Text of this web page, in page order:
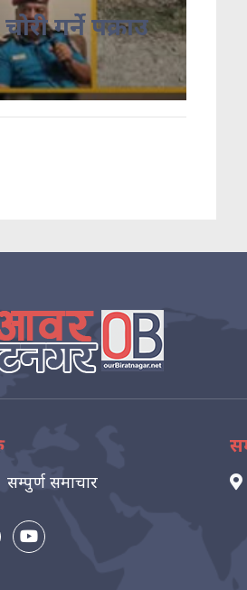
चोरी गर्ने पक्राउ
सम्पुर्ण समाचार